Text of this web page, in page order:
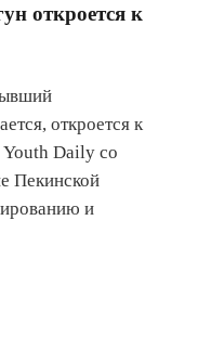
откроется к
откроется к
Youth Daily со
Пекинской
и